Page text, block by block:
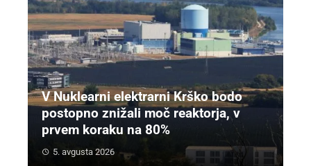
V Nuklearni elektrarni Krško bodo
postopno znižali moč reaktorja, v
prvem koraku na 80%
5. avgusta 2026